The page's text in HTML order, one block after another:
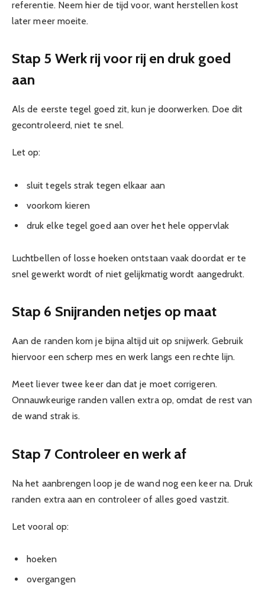
referentie. Neem hier de tijd voor, want herstellen kost
later meer moeite.
Stap 5 Werk rij voor rij en druk goed
aan
Als de eerste tegel goed zit, kun je doorwerken. Doe dit
gecontroleerd, niet te snel.
Let op:
sluit tegels strak tegen elkaar aan
voorkom kieren
druk elke tegel goed aan over het hele oppervlak
Luchtbellen of losse hoeken ontstaan vaak doordat er te
snel gewerkt wordt of niet gelijkmatig wordt aangedrukt.
Stap 6 Snijranden netjes op maat
Aan de randen kom je bijna altijd uit op snijwerk. Gebruik
hiervoor een scherp mes en werk langs een rechte lijn.
Meet liever twee keer dan dat je moet corrigeren.
Onnauwkeurige randen vallen extra op, omdat de rest van
de wand strak is.
Stap 7 Controleer en werk af
Na het aanbrengen loop je de wand nog een keer na. Druk
randen extra aan en controleer of alles goed vastzit.
Let vooral op:
hoeken
overgangen